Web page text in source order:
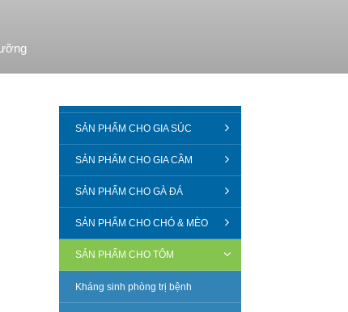
SẢN PHẨM CHO GIA SÚC
SẢN PHẨM CHO GIA CẦM
SẢN PHẨM CHO GÀ ĐÁ
SẢN PHẨM CHO CHÓ & MÈO
SẢN PHẨM CHO TÔM
Kháng sinh phòng trị bệnh